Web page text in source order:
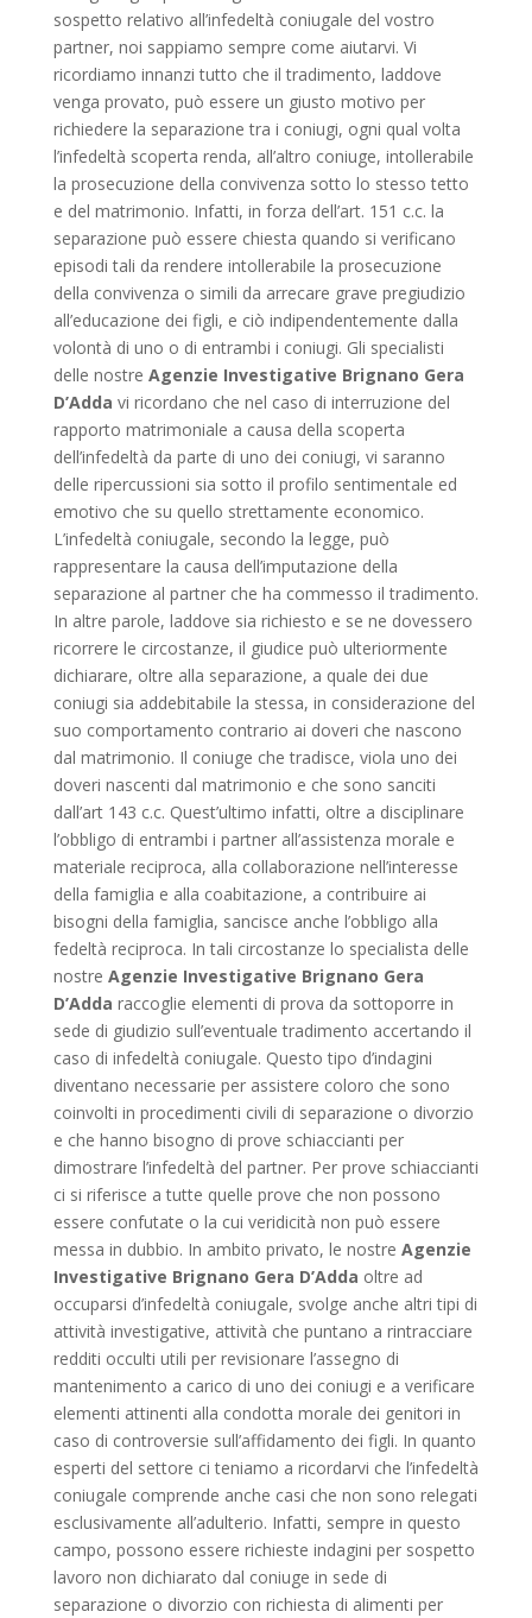
sospetto relativo all’infedeltà coniugale del vostro
partner, noi sappiamo sempre come aiutarvi. Vi
ricordiamo innanzi tutto che il tradimento, laddove
venga provato, può essere un giusto motivo per
richiedere la separazione tra i coniugi, ogni qual volta
l’infedeltà scoperta renda, all’altro coniuge, intollerabile
la prosecuzione della convivenza sotto lo stesso tetto
e del matrimonio. Infatti, in forza dell’art. 151 c.c. la
separazione può essere chiesta quando si verificano
episodi tali da rendere intollerabile la prosecuzione
della convivenza o simili da arrecare grave pregiudizio
all’educazione dei figli, e ciò indipendentemente dalla
volontà di uno o di entrambi i coniugi. Gli specialisti
delle nostre Agenzie Investigative Brignano Gera
D’Adda vi ricordano che nel caso di interruzione del
rapporto matrimoniale a causa della scoperta
dell’infedeltà da parte di uno dei coniugi, vi saranno
delle ripercussioni sia sotto il profilo sentimentale ed
emotivo che su quello strettamente economico.
L’infedeltà coniugale, secondo la legge, può
rappresentare la causa dell’imputazione della
separazione al partner che ha commesso il tradimento.
In altre parole, laddove sia richiesto e se ne dovessero
ricorrere le circostanze, il giudice può ulteriormente
dichiarare, oltre alla separazione, a quale dei due
coniugi sia addebitabile la stessa, in considerazione del
suo comportamento contrario ai doveri che nascono
dal matrimonio. Il coniuge che tradisce, viola uno dei
doveri nascenti dal matrimonio e che sono sanciti
dall’art 143 c.c. Quest’ultimo infatti, oltre a disciplinare
l’obbligo di entrambi i partner all’assistenza morale e
materiale reciproca, alla collaborazione nell’interesse
della famiglia e alla coabitazione, a contribuire ai
bisogni della famiglia, sancisce anche l’obbligo alla
fedeltà reciproca. In tali circostanze lo specialista delle
nostre Agenzie Investigative Brignano Gera
D’Adda raccoglie elementi di prova da sottoporre in
sede di giudizio sull’eventuale tradimento accertando il
caso di infedeltà coniugale. Questo tipo d’indagini
diventano necessarie per assistere coloro che sono
coinvolti in procedimenti civili di separazione o divorzio
e che hanno bisogno di prove schiaccianti per
dimostrare l’infedeltà del partner. Per prove schiaccianti
ci si riferisce a tutte quelle prove che non possono
essere confutate o la cui veridicità non può essere
messa in dubbio. In ambito privato, le nostre Agenzie
Investigative Brignano Gera D’Adda oltre ad
occuparsi d’infedeltà coniugale, svolge anche altri tipi di
attività investigative, attività che puntano a rintracciare
redditi occulti utili per revisionare l’assegno di
mantenimento a carico di uno dei coniugi e a verificare
elementi attinenti alla condotta morale dei genitori in
caso di controversie sull’affidamento dei figli. In quanto
esperti del settore ci teniamo a ricordarvi che l’infedeltà
coniugale comprende anche casi che non sono relegati
esclusivamente all’adulterio. Infatti, sempre in questo
campo, possono essere richieste indagini per sospetto
lavoro non dichiarato dal coniuge in sede di
separazione o divorzio con richiesta di alimenti per